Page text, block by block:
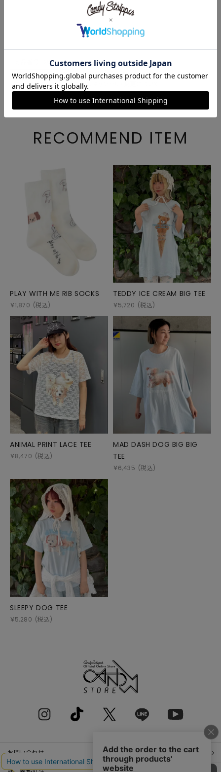
商品説明
サイズ・素材
1263615
ご注文後のキャンセル・変更について
RECOMMEND ITEM
PLAY WITH ME RIB SOCKS
￥1,870 (税込)
TEDDY ICE CREAM BIG TEE
￥5,720 (税込)
ANIMAL PRINT LACE TEE
￥8,470 (税込)
MAD DASH DOG BIG BIG
TEE
￥6,435 (税込)
SLEEPY DOG TEE
￥5,280 (税込)
お問い合わせ